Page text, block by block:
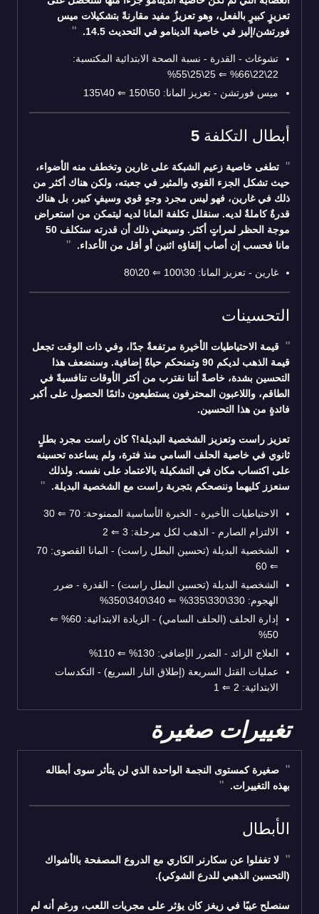
تعزيزٍ كبيرٍ بالفعل، وهو تعزيزٌ مفيد مقارنةً بتشكيلات ميس
فورتشن/إليز في خاصية الدينامو في التحديث 14.5.
تشوغاث - القدرة - نسبة الصحة الابتدائية المكتسبة:
22\22\66%
⇐
ميس فورتشن - تعزيز المانا: 50\150
⇐
أبطال التكلفة 5
تطغى خاصية زعيم الشبكة على غارين وتخطف منه الأضواء،
حيث تشكل الجزء القوي والمثير في جعبته، ولكن هناك أكثر من
ذلك في غارين، فهو ليس مجرد وجهٍ قوي وسيفٍ كبير، بل هناك
قدرةٌ كاملةٌ لديه. سنقلل تكلفة المانا لديه ليتمكن من استعراض
موجة الحظر لمراتٍ أكثر. وسيعني ذلك أن قدرته ستكلف 50
مانا فحسب إن أصاب إلقاؤه اثنين أو أقل من الأعداء.
غارين - تعزيز المانا: 30\100 ⇐
التحسينات
قيمة الاحتياطيات الأخيرة مرتفعةٌ جدًا، وفي ذات الوقت تجعل
قيمة الذهب لديكم 90 وتمنحكم حياةً إضافية. وسنضعف هذا
التحسين بشدة، خاصةً أننا نقترب من أكثر الأوقات تنافسيةً في
الطاقم، واللاعبون المحترفون يستطيعون دائمًا الحصول على أكبر
فائدةٍ من هذا التحسين.
تعزيز راست وتعزيز الشخصية البديلة!؟ كان راست مجرد بطلٍ
ثانوي في خاصية الحلف السامي منذ فترة، ولم يساعده تحسينه
على اكتساب مكان في التشكيلة بالاعتماد على نفسه. ولذلك
سنعزز كليهما وننصحكم بتجربة راست مع الشخصية البديلة.
الاحتياطيات الأخيرة - الخبرة الأساسية الممنوحة: 70 ⇐
الالتزام الصارم - الذهب لكل مرحلة: 3
⇐
الشخصية البديلة (تحسين البطل راست) - المانا القصوى: 70
⇐
الشخصية البديلة (تحسين البطل راست) - القدرة - ضرر
الهجوم: 330\330\335%
⇐
إدارة الحلف (الحلف السامي) - الزيادة الابتدائية: 60%
⇐
50%
العلاج الزائد - الضرر الإضافي: 130%
⇐
عمليات القتل السريعة (إطلاق النار السريع) - التكدسات
الابتدائية: 2
⇐
تغييرات صغيرة
صغيرة كمستوى النجمة الواحدة الذي لن يتأثر سوى أبطاله
بهذه التغييرات.
الأبطال
لا تغفلوا عن سكارنر الكاري مع الدروع المصفحة بالأشواك
(التحسين الذهبي للدرع الشوكي).
سنصلح عيبًا في زيغز كان يؤثر على مجريات اللعب، ورغم أنه لم